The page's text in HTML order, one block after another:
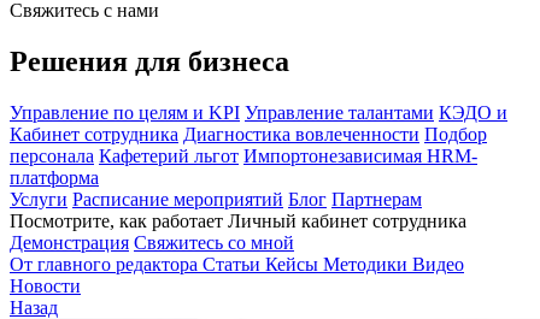
Свяжитесь с нами
Решения для бизнеса
Управление по целям и KPI Управление талантами КЭДО и
Кабинет сотрудника Диагностика вовлеченности Подбор
персонала Кафетерий льгот Импортонезависимая HRM-
платформа
Услуги Расписание мероприятий Блог Партнерам
Посмотрите, как работает Личный кабинет сотрудника
Демонстрация Свяжитесь со мной
От главного редактора Статьи Кейсы Методики Видео
Новости
Назад